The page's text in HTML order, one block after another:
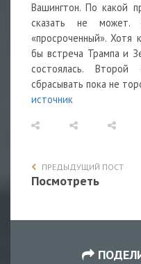
Вашингтон. По какой
сказать не
«просроченный». Хотя
бы встреча Трампа и
состоялась.
сбрасывать пока не
источник
ПРЕДЫДУЩИЙ ПОСТ
Посмотреть